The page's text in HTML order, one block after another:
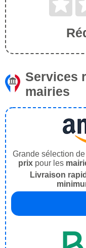
Services
mairies
Grande sélection de
prix pour les
Livraison